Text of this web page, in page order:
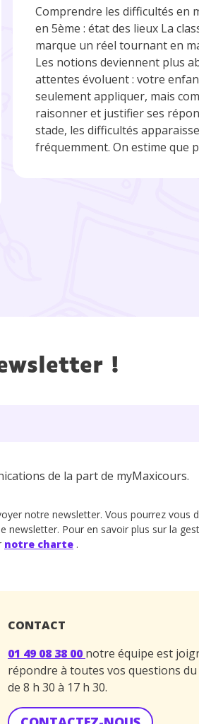
Comprendre les difficultés en
en 5ème : état des lieux La
marque un réel tournant en
Les notions deviennent plus
attentes évoluent : votre
seulement appliquer, mais
raisonner et justifier ses
stade, les difficultés
fréquemment. On estime que
!
de la part de myMaxicours.
notre newsletter. Vous pourrez vous
Pour en savoir plus sur la
notre charte .
CONTACT
01 49 08 38 00 notre équipe est
répondre à toutes vos questions
de 8 h 30 à 17 h 30.